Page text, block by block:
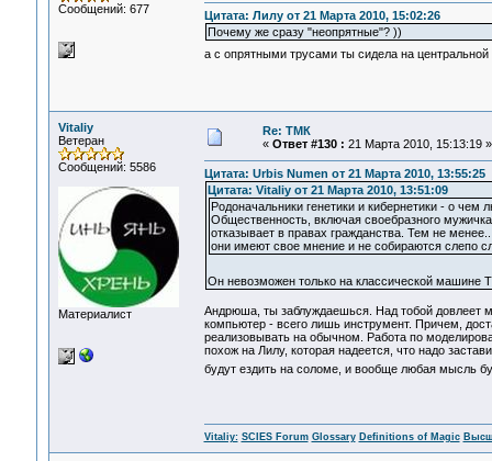
Сообщений: 677
Цитата: Лилу от 21 Марта 2010, 15:02:26
Почему же сразу "неопрятные"? ))
а с опрятными трусами ты сидела на
Vitaliy
Ветеран
Сообщений: 5586
Материалист
Re: ТМК
« Ответ #130 : 21 Марта 2010, 15:13:19 »
Цитата: Urbis Numen от 21 Марта 2010, 13:55:25
Цитата: Vitaliy от 21 Марта 2010, 13:51:09
Родоначальники генетики и кибернетики - о
Общественность, включая своебразного
отказывает в правах гражданства. Тем не
они имеют свое мнение и не собираются слепо
Он невозможен только на классической машине
Андрюша, ты заблуждаешься. Над тобой довлеет
компьютер - всего лишь инструмент. Причем,
реализовывать на обычном. Работа по
похож на Лилу, которая надеется, что надо
будут ездить на соломе, и вообще любая мысль
Vitaliy: SCIES Forum Glossary Definitions of Magic